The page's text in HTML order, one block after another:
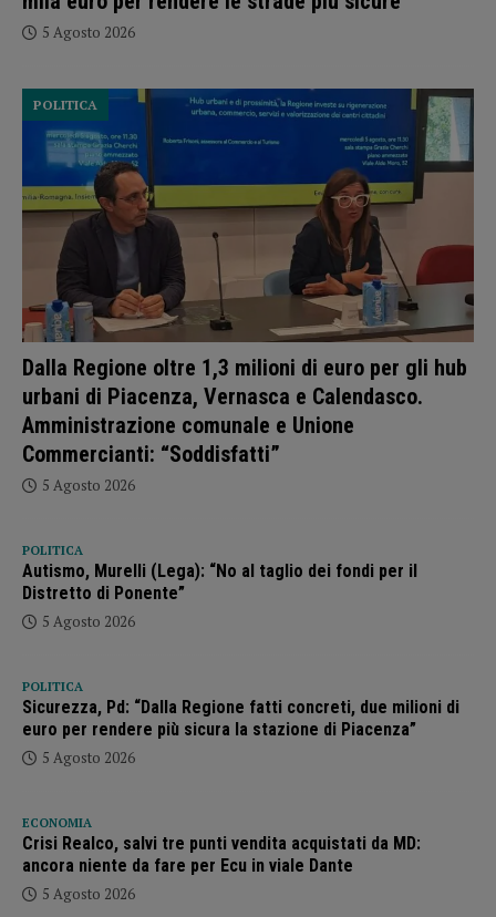
5 Agosto 2026
Dalla Regione oltre 1,3 milioni di euro per gli hub
urbani di Piacenza, Vernasca e Calendasco.
Amministrazione comunale e Unione
Commercianti: “Soddisfatti”
POLITICA
5 Agosto 2026
POLITICA
Autismo, Murelli (Lega): “No al taglio dei fondi per il
Distretto di Ponente”
5 Agosto 2026
POLITICA
Sicurezza, Pd: “Dalla Regione fatti concreti, due milioni di
euro per rendere più sicura la stazione di Piacenza”
5 Agosto 2026
ECONOMIA
Crisi Realco, salvi tre punti vendita acquistati da MD:
ancora niente da fare per Ecu in viale Dante
5 Agosto 2026